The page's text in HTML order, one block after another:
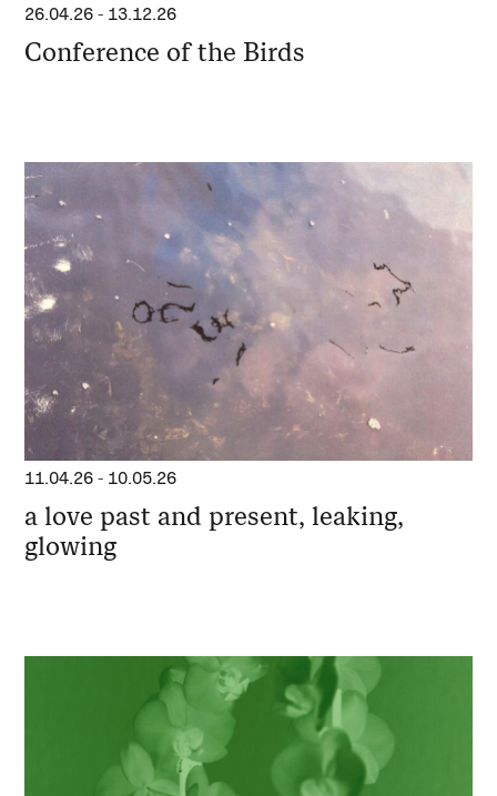
26.04.26 - 13.12.26
Conference of the Birds
11.04.26 - 10.05.26
a love past and present, leaking,
glowing